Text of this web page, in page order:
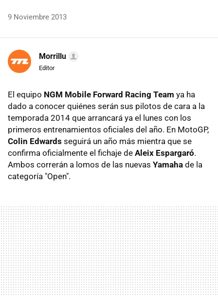
9 Noviembre 2013
Morrillu
Editor
El equipo NGM Mobile Forward Racing Team ya ha
dado a conocer quiénes serán sus pilotos de cara a la
temporada 2014 que arrancará ya el lunes con los
primeros entrenamientos oficiales del año. En MotoGP,
Colin Edwards seguirá un año más mientra que se
confirma oficialmente el fichaje de Aleix Espargaró.
Ambos correrán a lomos de las nuevas Yamaha de la
categoría "Open".